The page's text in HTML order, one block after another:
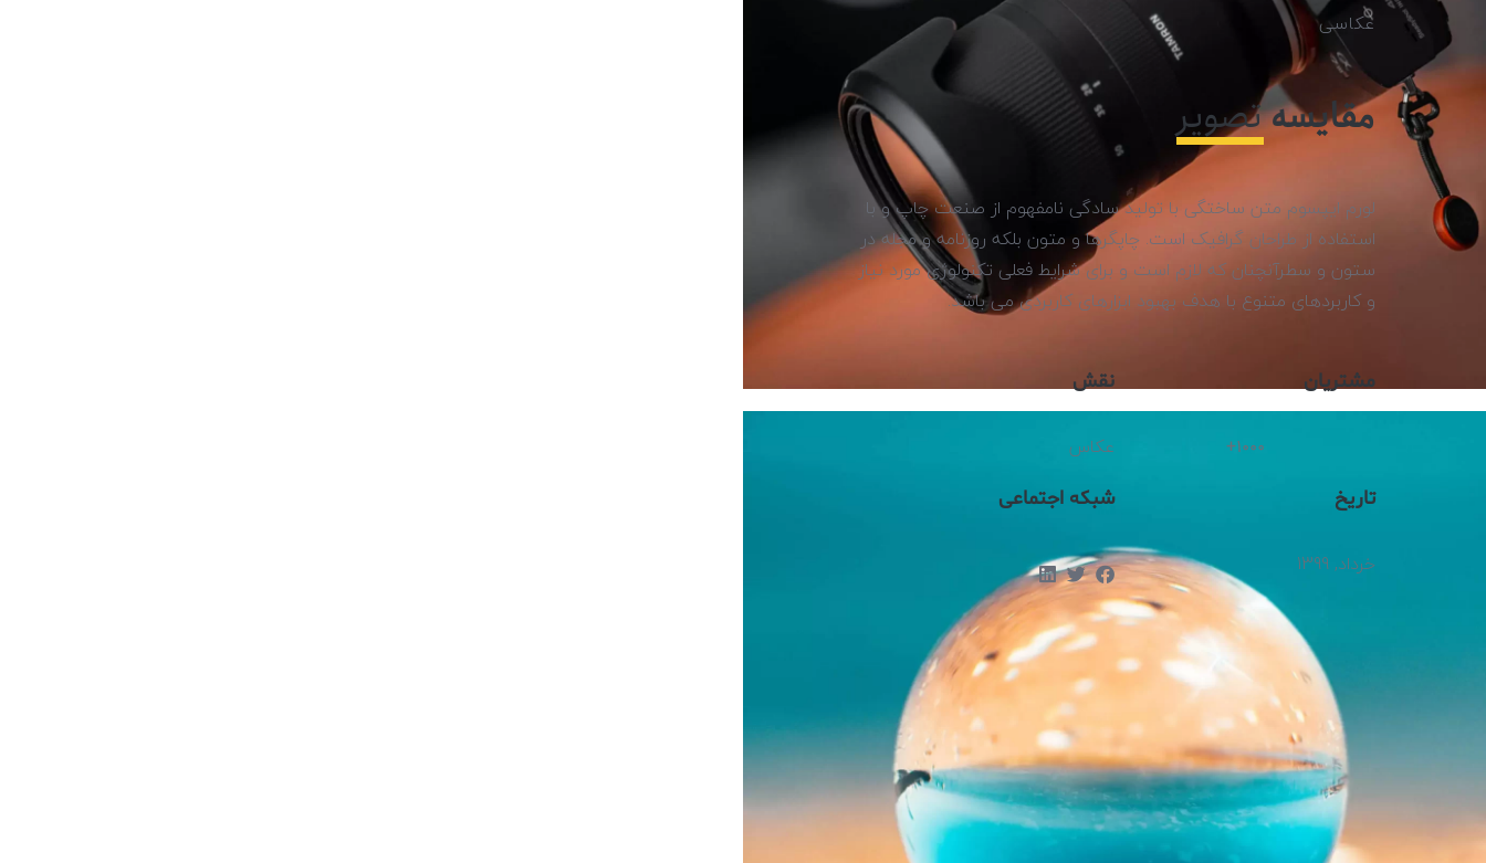
عکاسی
مقایسهتصویر
لورم ایپسوم متن ساختگی با تولید سادگی نامفهوم از صنعت چاپ و با
استفاده از طراحان گرافیک است. چاپگرها و متون بلکه روزنامه و مجله در
ستون و سطرآنچنان که لازم است و برای شرایط فعلی تکنولوژی مورد نیاز
و کاربردهای متنوع با هدف بهبود ابزارهای کاربردی می باشد.
مشتریان
1000
+
نقش
عکاس
تاریخ
خرداد, 1399
شبکه اجتماعی